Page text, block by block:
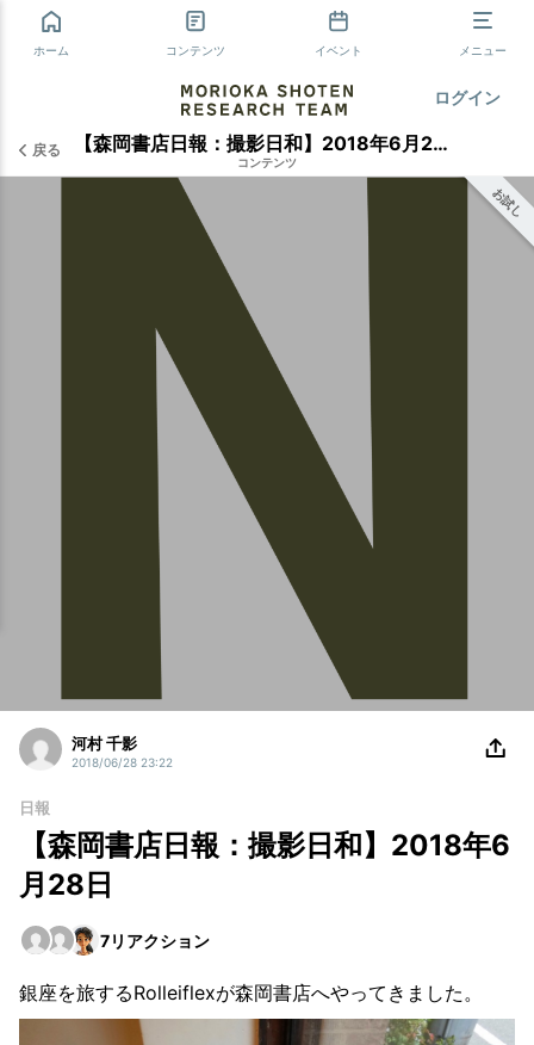
ホーム コンテンツ イベント メニュー
ログイン
戻る 【森岡書店日報：撮影日和】2018年6月28日
コンテンツ
お試し
河村 千影
2018/06/28 23:22
日報
【森岡書店日報：撮影日和】2018年6
月28日
7リアクション
銀座を旅するRolleiflexが森岡書店へやってきました。